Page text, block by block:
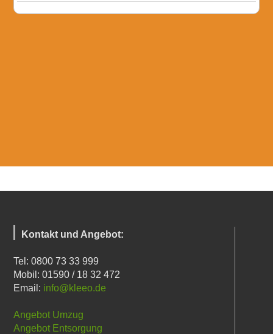
Kontakt und Angebot:
Tel: 0800 73 33 999
Mobil: 01590 / 18 32 472
Email: info@kleeo.de
Angebot Umzug
Angebot Entsorgung